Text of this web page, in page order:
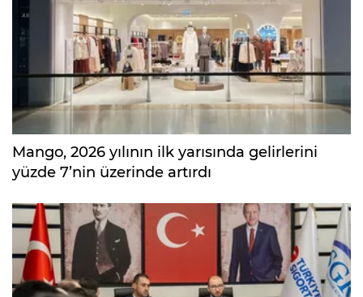
Mango, 2026 yılının ilk yarısında gelirlerini
yüzde 7’nin üzerinde artırdı